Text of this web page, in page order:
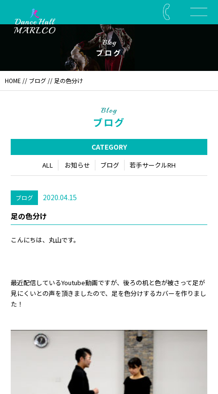
Blog
ブログ
HOME // ブログ // 足の色分け
Blog
ブログ
CATEGORY
ALL お知らせ ブログ 若手サークルRH
ブログ 2020.04.15
足の色分け
こんにちは、丸山です。
最近配信しているYoutube動画ですが、後ろの机と色が被さって足が
見にくいとの声を頂きましたので、足を色分けするカバーを作りまし
た！